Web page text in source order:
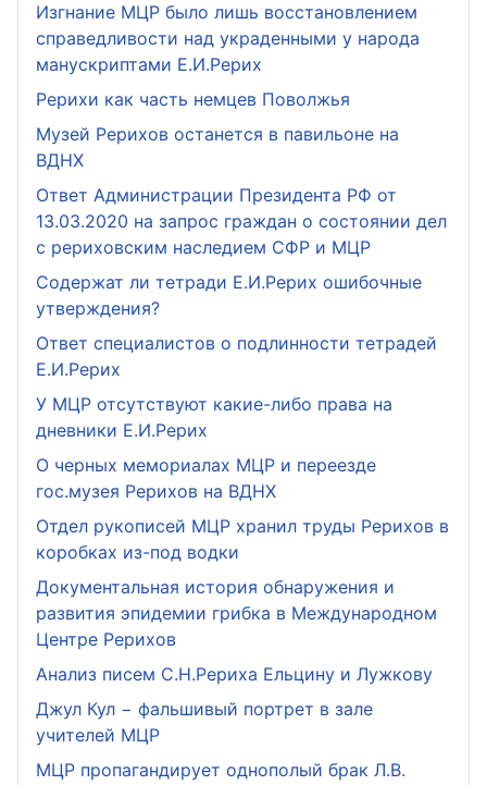
Изгнание МЦР было лишь восстановлением
справедливости над украденными у народа
манускриптами Е.И.Рерих
Рерихи как часть немцев Поволжья
Музей Рерихов останется в павильоне на
ВДНХ
Ответ Администрации Президента РФ от
13.03.2020 на запрос граждан о состоянии дел
с рериховским наследием СФР и МЦР
Содержат ли тетради Е.И.Рерих ошибочные
утверждения?
Ответ специалистов о подлинности тетрадей
Е.И.Рерих
У МЦР отсутствуют какие-либо права на
дневники Е.И.Рерих
О черных мемориалах МЦР и переезде
гос.музея Рерихов на ВДНХ
Отдел рукописей МЦР хранил труды Рерихов в
коробках из-под водки
Документальная история обнаружения и
развития эпидемии грибка в Международном
Центре Рерихов
Анализ писем С.Н.Рериха Ельцину и Лужкову
Джул Кул − фальшивый портрет в зале
учителей МЦР
МЦР пропагандирует однополый брак Л.В.